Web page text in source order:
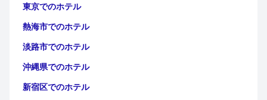
東京でのホテル
熱海市でのホテル
淡路市でのホテル
沖縄県でのホテル
新宿区でのホテル